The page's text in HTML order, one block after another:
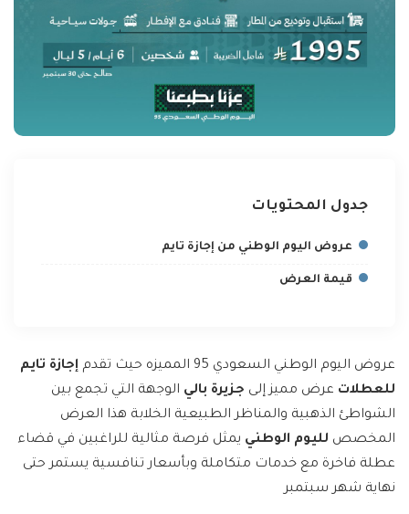
جدول المحتويات
عروض اليوم الوطني من إجازة تايم
قيمة العرض
عروض اليوم الوطني السعودي 95 المميزه حيث تقدم
إجازة تايم
للعطلات عرض مميز إلى جزيرة بالي الوجهة التي تجمع بين
الشواطئ الذهبية والمناظر الطبيعية الخلابة هذا العرض
المخصص لليوم الوطني يمثل فرصة مثالية للراغبين في قضاء
عطلة فاخرة مع خدمات متكاملة وبأسعار تنافسية يستمر حتى
نهاية شهر سبتمبر